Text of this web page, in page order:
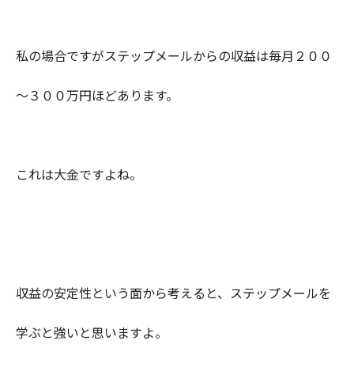
私の場合ですがステップメールからの収益は毎月２００
～３００万円ほどあります。
これは大金ですよね。
収益の安定性という面から考えると、ステップメールを
学ぶと強いと思いますよ。